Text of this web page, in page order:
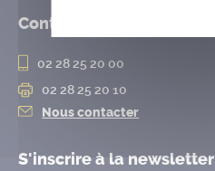
Contact
02 28 25 20 00
02 28 25 20 10
Nous contacter
S'inscrire à la newsletter